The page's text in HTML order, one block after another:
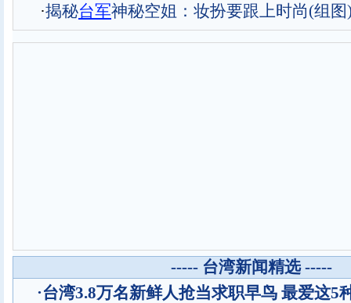
·揭秘台军神秘空姐：妆扮要跟上时尚(组图
----- 台湾新闻精选 -----
·台湾3.8万名新鲜人抢当求职早鸟 最爱这5